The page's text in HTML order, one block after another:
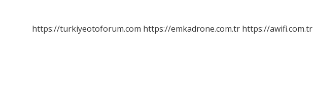
https://turkiyeotoforum.com https://emkadrone.com.tr https://awifi.com.tr